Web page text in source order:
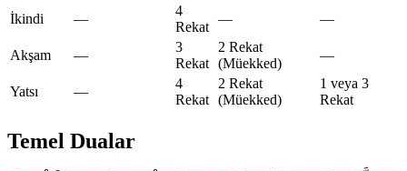
İkindi —
4
Rekat
— —
Akşam —
3
Rekat
2 Rekat
(Müekked)
—
Yatsı —
4
Rekat
2 Rekat
(Müekked)
1 veya 3
Rekat
Temel Dualar